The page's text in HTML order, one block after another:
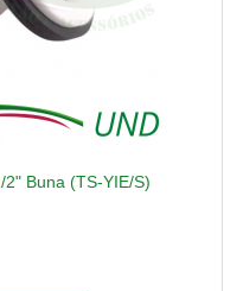
Buna (TS-YIE/S)